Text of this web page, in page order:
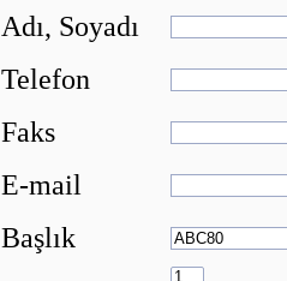
Adı, Soyadı
Telefon
Faks
E-mail
Başlık